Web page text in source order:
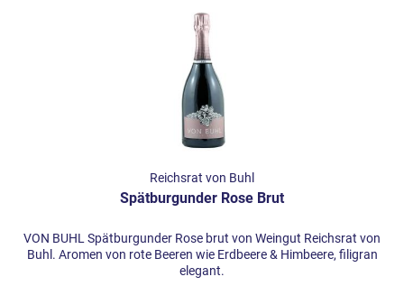
Reichsrat von Buhl
Spätburgunder Rose Brut
VON BUHL Spätburgunder Rose brut von Weingut Reichsrat von
Buhl. Aromen von rote Beeren wie Erdbeere & Himbeere, filigran
elegant.